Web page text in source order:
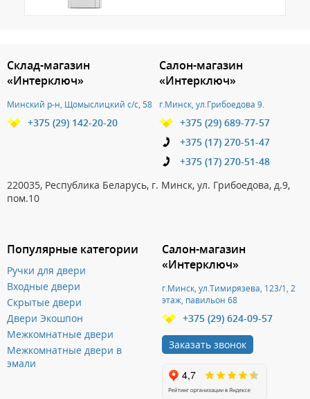
Популярные категории
Ручки для двери
Входные двери
Скрытые двери
Двери Экошпон
Межкомнатные двери
Межкомнатные двери в
эмали
Склад-магазин
«Интерключ»
Минский р-н, Щомыслицкий с/с, 58
+375 (29) 142-20-20
Салон-магазин
«Интерключ»
г.Минск, ул.Грибоедова 9.
+375 (29) 689-77-57
+375 (17) 270-51-47
+375 (17) 270-51-48
220035, Республика Беларусь, г. Минск, ул. Грибоедова, д.9,
пом.10
Салон-магазин
«Интерключ»
г.Минск, ул.Тимирязева, 123/1, 2
этаж, павильон 68
+375 (29) 624-09-57
Заказать звонок